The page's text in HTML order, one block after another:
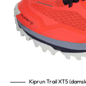
Kiprun Trail XT5